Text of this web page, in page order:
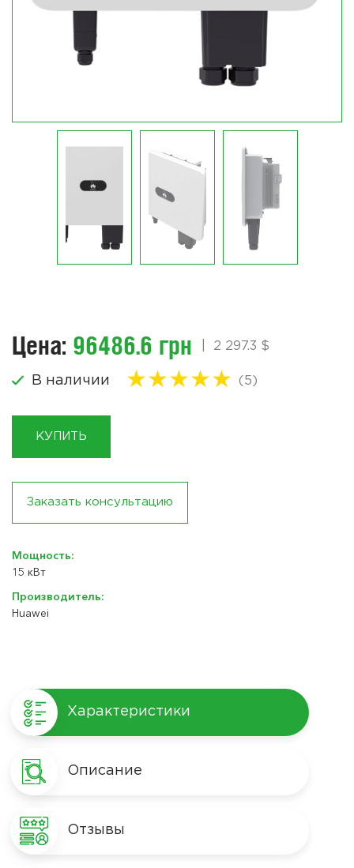
Цена: 96486.6 грн 2 297.3 $
В наличии ★★★★★ (5)
КУПИТЬ
Заказать консультацию
Мощность:
15 кВт
Производитель:
Huawei
Характеристики
Описание
Отзывы